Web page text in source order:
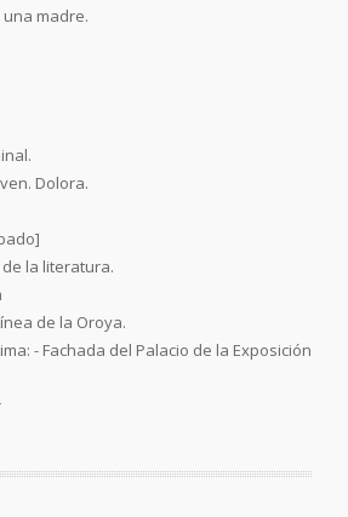
madre.
Dolora.
la literatura.
de la Oroya.
- Fachada del Palacio de la Exposición